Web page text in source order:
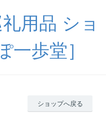
用品 ショ
一歩堂］
ショップへ戻る